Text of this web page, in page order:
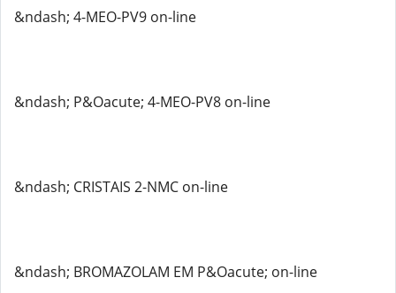
&ndash; 4-MEO-PV9 on-line
&ndash; P&Oacute; 4-MEO-PV8 on-line
&ndash; CRISTAIS 2-NMC on-line
&ndash; BROMAZOLAM EM P&Oacute; on-line